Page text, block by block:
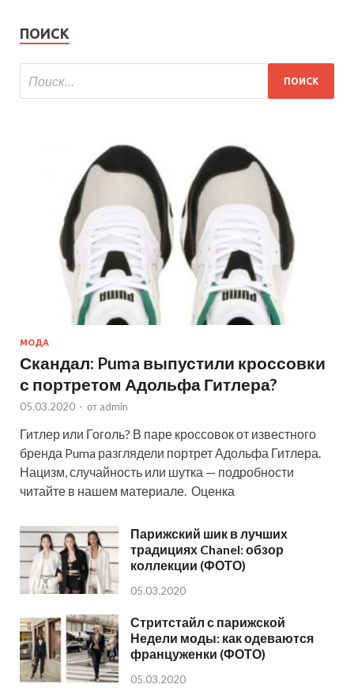
ПОИСК
МОДА
Скандал: Puma выпустили кроссовки
с портретом Адольфа Гитлера?
05.03.2020 - от admin
Гитлер или Гоголь? В паре кроссовок от известного
бренда Puma разглядели портрет Адольфа Гитлера.
Нацизм, случайность или шутка — подробности
читайте в нашем материале. Оценка
Парижский шик в лучших
традициях Chanel: обзор
коллекции (ФОТО)
05.03.2020
Стритстайл с парижской
Недели моды: как одеваются
француженки (ФОТО)
05.03.2020